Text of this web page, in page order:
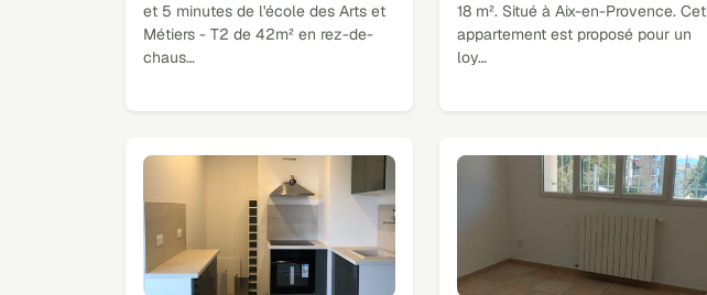
et 5 minutes de l'école des Arts et
Métiers - T2 de 42m² en rez-de-
chaus…
18 m². Situé à Aix-en-Provence. Cet
appartement est proposé pour un
loy…